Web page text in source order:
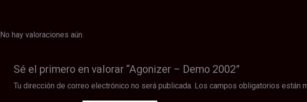
No hay valoraciones aún.
Sé el primero en valorar “Agonizer – Demo 2002”
Tu dirección de correo electrónico no será publicada. Los campos obligatorios están